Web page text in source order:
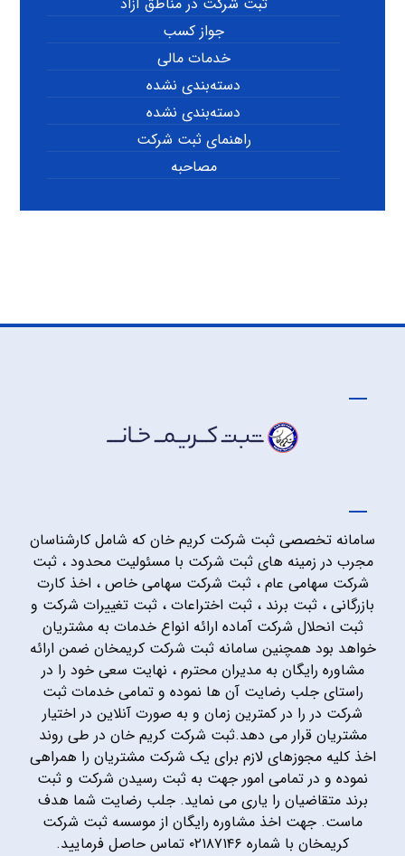
جواز کسب
خدمات مالی
دسته‌بندی نشده
دسته‌بندی نشده
راهنمای ثبت شرکت
مصاحبه
سامانه تخصصی ثبت شرکت کریم خان که شامل کارشناسان
مجرب در زمینه های ثبت شرکت با مسئولیت محدود ، ثبت
شرکت سهامی عام ، ثبت شرکت سهامی خاص ، اخذ کارت
بازرگانی ، ثبت برند ، ثبت اختراعات ، ثبت تغییرات شرکت و
ثبت انحلال شرکت آماده ارائه انواع خدمات به مشتریان
خواهد بود همچنین سامانه ثبت شرکت کریمخان ضمن ارائه
مشاوره رایگان به مدیران محترم ، نهایت سعی خود را در
راستای جلب رضایت آن ها نموده و تمامی خدمات ثبت
شرکت در را در کمترین زمان و به صورت آنلاین در اختیار
مشتریان قرار می دهد.ثبت شرکت کریم خان در طی روند
اخذ کلیه مجوزهای لازم برای یک شرکت مشتریان را همراهی
نموده و در تمامی امور جهت به ثبت رسیدن شرکت و ثبت
برند متقاضیان را یاری می نماید. جلب رضایت شما هدف
ماست. جهت اخذ مشاوره رایگان از موسسه ثبت شرکت
کریمخان با شماره ۰۲۱۸۷۱۴۶ تماس حاصل فرمایید.